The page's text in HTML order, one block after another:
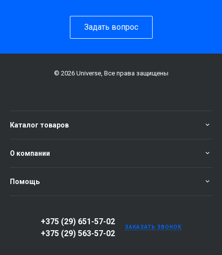
Задать вопрос
© 2026 Universe, Все права защищены
Каталог товаров
О компании
Помощь
+375 (29) 651-57-02
+375 (29) 563-57-02
ЗАКАЗАТЬ ЗВОНОК